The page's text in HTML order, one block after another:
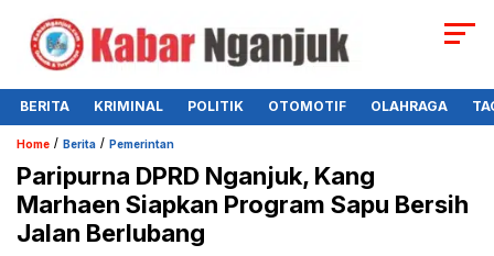
BERITA KRIMINAL POLITIK OTOMOTIF OLAHRAGA
Home / Berita / Pemerintan
Paripurna DPRD Nganjuk, Kang
Marhaen Siapkan Program Sapu Bersih
Jalan Berlubang